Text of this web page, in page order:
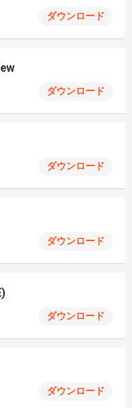
ダウンロード
ダウンロード
ダウンロード
ダウンロード
ダウンロード
ダウンロード